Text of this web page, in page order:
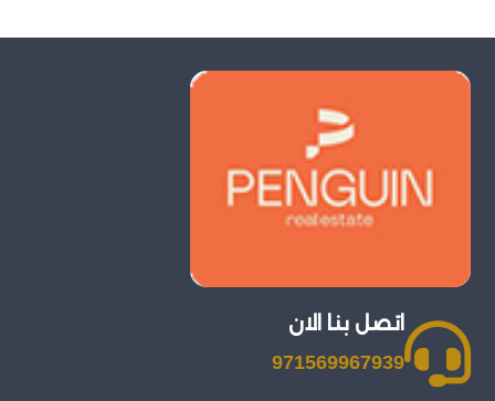
اتصل بنا الان
971569967939